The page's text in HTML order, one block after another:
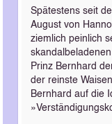
Spätestens seit
August von
ziemlich peinlich
Prinz Bernhard
der reinste
Bernhard auf die